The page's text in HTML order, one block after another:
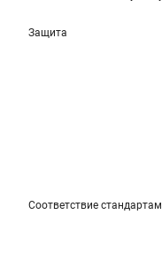
Защита
Соответствие стандартам